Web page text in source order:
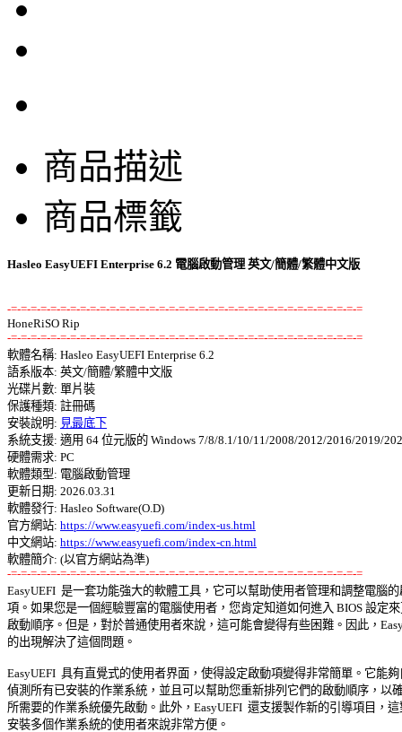
商品描述
商品標籤
Hasleo EasyUEFI Enterprise 6.2 電腦啟動管理 英文/簡體/繁體中文版
-=-=-=-=-=-=-=-=-=-=-=-=-=-=-=-=-=-=-=-=-=-=-=-=-=-=-=-=-=-=-=-=-=-=-=-=
-=-=-=-=-=-=-=-=-=-=-=-=-=-=-=-=-=-=-=-=-=-=-=-=-=-=-=-=-=-=-=-=-=-=-=-=
軟體名稱: Hasleo EasyUEFI Enterprise 6.2
語系版本: 英文/簡體/繁體中文版
光碟片數: 單片裝
保護種類: 註冊碼
安裝說明: 見最底下
系統支援: 適用 64 位元版的 Windows 7/8/8.1/10/11/2008/2012/2016/2019/
硬體需求: PC
軟體類型: 電腦啟動管理
更新日期: 2026.03.31
軟體發行: Hasleo Software(O.D)
官方網站: https://www.easyuefi.com/index-us.html
中文網站: https://www.easyuefi.com/index-cn.html
-=-=-=-=-=-=-=-=-=-=-=-=-=-=-=-=-=-=-=-=-=-=-=-=-=-=-=-=-=-=-=-=-=-=-=-=
EasyUEFI  是一套功能強大的軟體工具，它可以幫助使用者管理和調整電腦
項。如果您是一個經驗豐富的電腦使用者，您肯定知道如何進入 BIOS 設定
啟動順序。但是，對於普通使用者來說，這可能會變得有些困難。因此，
的出現解決了這個問題。
EasyUEFI  具有直覺式的使用者界面，使得設定啟動項變得非常簡單。它能
偵測所有已安裝的作業系統，並且可以幫助您重新排列它們的啟動順序，以
所需要的作業系統優先啟動。此外，EasyUEFI  還支援製作新的引導項目，
安裝多個作業系統的使用者來說非常方便。